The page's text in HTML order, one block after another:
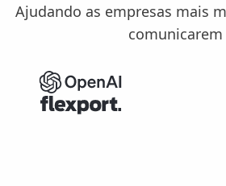
Ajudando as empresas mais